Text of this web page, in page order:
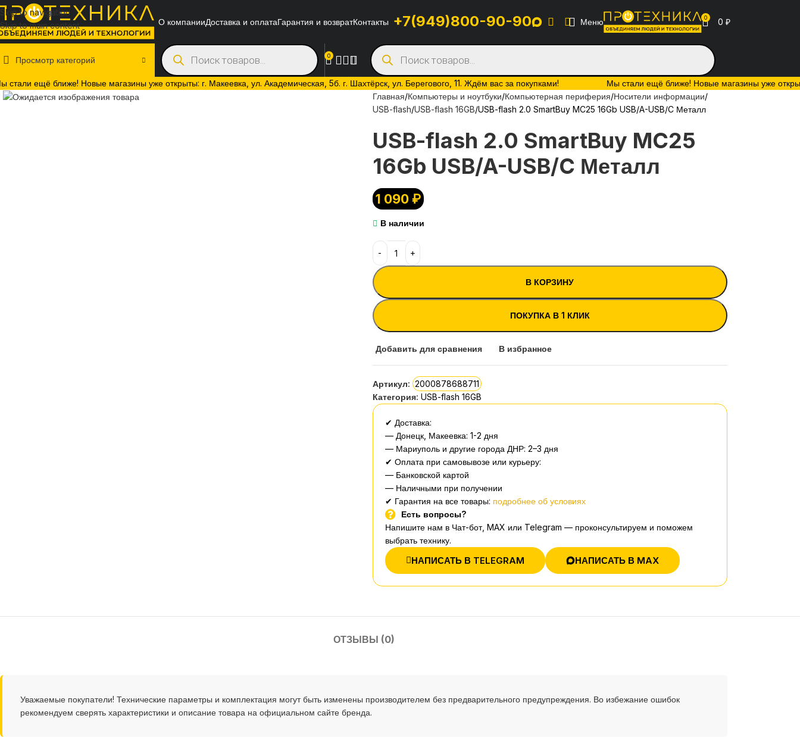
Skip to navigation
Skip to main content
стали ещё ближе! Новые магазины уже открыты: г. Макеевка, ул. Академическая, 5б. г. Шахтёрск, ул. Берегового, 11. Ждём вас за покупками! Мы стали ещё ближе! Новые магазины уже
О компанииДоставка и оплатаГарантия и возвратКонтакты +7(949)800-90-90 Меню 0 0 ₽
Просмотр категорий 0
Нажмите, чтобы увеличить
Главная Компьютеры и ноутбуки Компьютерная периферия Носители информации
USB-flash USB-flash 16GB USB-flash 2.0 SmartBuy MC25 16Gb USB/A-USB/C Металл
USB-flash 2.0 SmartBuy MC25
16Gb USB/A-USB/C Металл
1 090₽
В наличии
В КОРЗИНУ
ПОКУПКА В 1 КЛИК
Добавить для сравнения В избранное
Артикул: 2000878688711
Категория: USB-flash 16GB
✔ Доставка:
— Донецк, Макеевка: 1-2 дня
— Мариуполь и другие города ДНР: 2–3 дня
✔ Оплата при самовывозе или курьеру:
— Банковской картой
— Наличными при получении
✔ Гарантия на все товары: подробнее об условиях
Есть вопросы?
Напишите нам в Чат-бот, MAX или Telegram — проконсультируем и поможем
выбрать технику.
НАПИСАТЬ В TELEGRAM НАПИСАТЬ В MAX
ОТЗЫВЫ (0)
Уважаемые покупатели! Технические параметры и комплектация могут быть изменены производителем без предварительного предупреждения. Во избежание ошибок
рекомендуем сверять характеристики и описание товара на официальном сайте бренда.